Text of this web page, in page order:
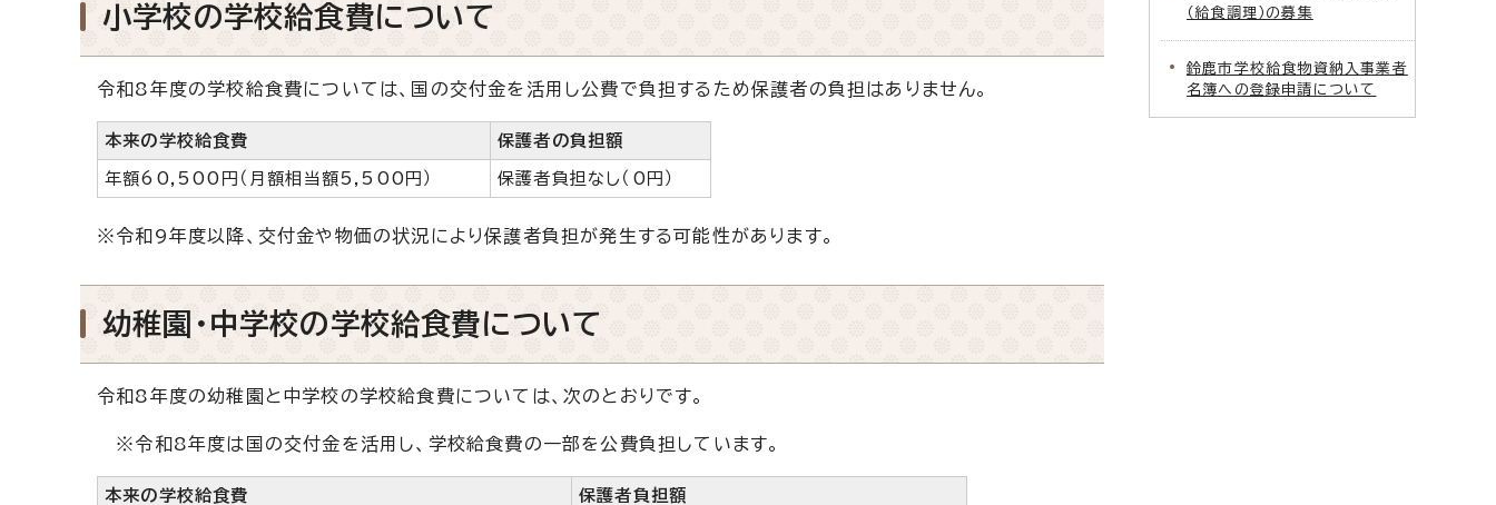
小学校の学校給食費について
令和8年度の学校給食費については、国の交付金を活用し公費で負担するため保護者の負担はありません。
本来の学校給食費 保護者の負担額
年額60,500円（月額相当額5,500円） 保護者負担なし（0円）
※令和9年度以降、交付金や物価の状況により保護者負担が発生する可能性があります。
幼稚園・中学校の学校給食費について
令和8年度の幼稚園と中学校の学校給食費については、次のとおりです。
※令和8年度は国の交付金を活用し、学校給食費の一部を公費負担しています。
本来の学校給食費 保護者負担額
（給食調理）の募集
鈴鹿市学校給食物資納入事業者
名簿への登録申請について